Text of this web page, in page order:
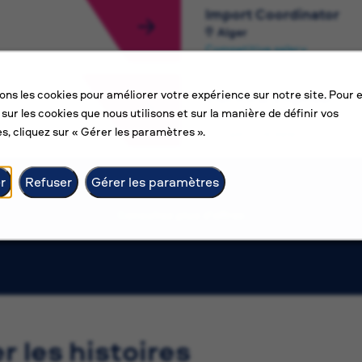
les cookies pour améliorer votre expérience sur notre site. Pour
les cookies que nous utilisons et sur la manière de définir vos
cliquez sur « Gérer les paramètres ».
Refuser Gérer les paramètres
Import Coordinator
Alger
Competitive salary
Electrical Engineer
Amman
les histoires